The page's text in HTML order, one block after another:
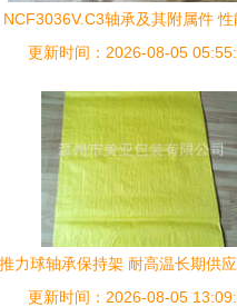
NCF3036V.C3轴承及其附属件 性
与维护指南
更新时间：2026-08-05
推力球轴承保持架 耐高温长期供
实惠的优选方案
更新时间：2026-08-05